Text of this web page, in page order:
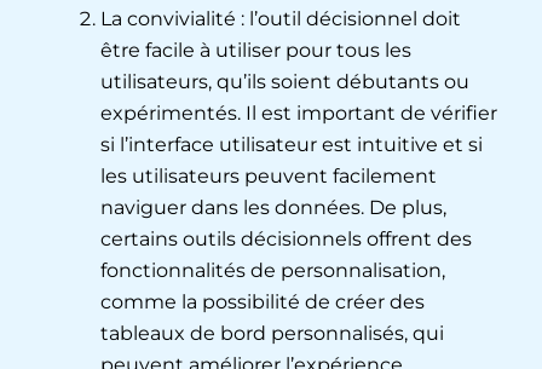
La convivialité : l’outil décisionnel doit
être facile à utiliser pour tous les
utilisateurs, qu’ils soient débutants ou
expérimentés. Il est important de vérifier
si l’interface utilisateur est intuitive et si
les utilisateurs peuvent facilement
naviguer dans les données. De plus,
certains outils décisionnels offrent des
fonctionnalités de personnalisation,
comme la possibilité de créer des
tableaux de bord personnalisés, qui